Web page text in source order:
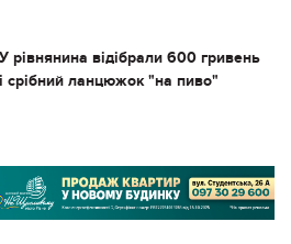
У рівнянина відібрали 600 гривень
і срібний ланцюжок "на пиво"